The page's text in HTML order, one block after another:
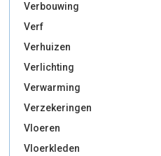
Verbouwing
Verf
Verhuizen
Verlichting
Verwarming
Verzekeringen
Vloeren
Vloerkleden